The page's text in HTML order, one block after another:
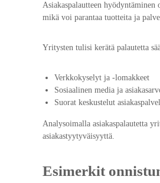
Asiakaspalautteen hyödyntäminen
mikä voi parantaa tuotteita ja
Yritysten tulisi kerätä palautetta
Verkkokyselyt ja -lomakkeet
Sosiaalinen media ja
Suorat keskustelut
Analysoimalla asiakaspalautetta
asiakastyytyväisyyttä.
Esimerkit